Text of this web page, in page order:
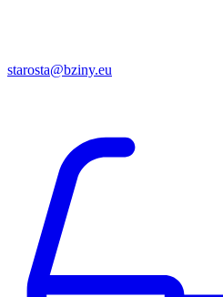
starosta@bziny.eu